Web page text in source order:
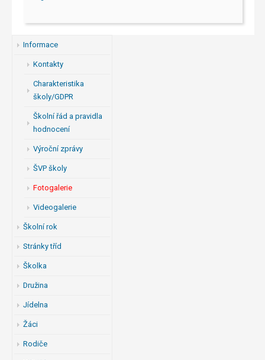
Informace
Kontakty
Charakteristika
školy/GDPR
Školní řád a pravidla
hodnocení
Výroční zprávy
ŠVP školy
Fotogalerie
Videogalerie
Školní rok
Stránky tříd
Školka
Družina
Jídelna
Žáci
Rodiče